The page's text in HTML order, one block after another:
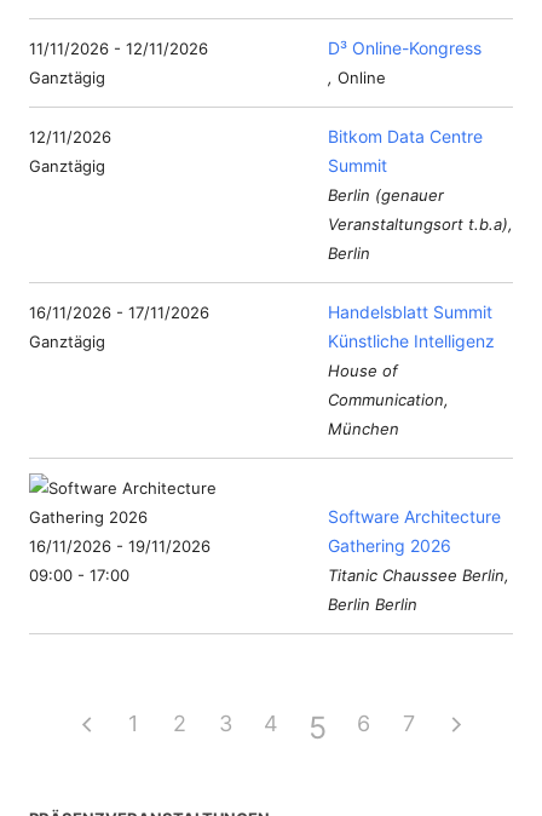
11/11/2026 - 12/11/2026
Ganztägig
D³ Online-Kongress
, Online
12/11/2026
Ganztägig
Bitkom Data Centre
Summit
Berlin (genauer
Veranstaltungsort t.b.a),
Berlin
16/11/2026 - 17/11/2026
Ganztägig
Handelsblatt Summit
Künstliche Intelligenz
House of
Communication,
München
16/11/2026 - 19/11/2026
09:00 - 17:00
Software Architecture
Gathering 2026
Titanic Chaussee Berlin,
Berlin Berlin
1 2 3 4 5 6 7